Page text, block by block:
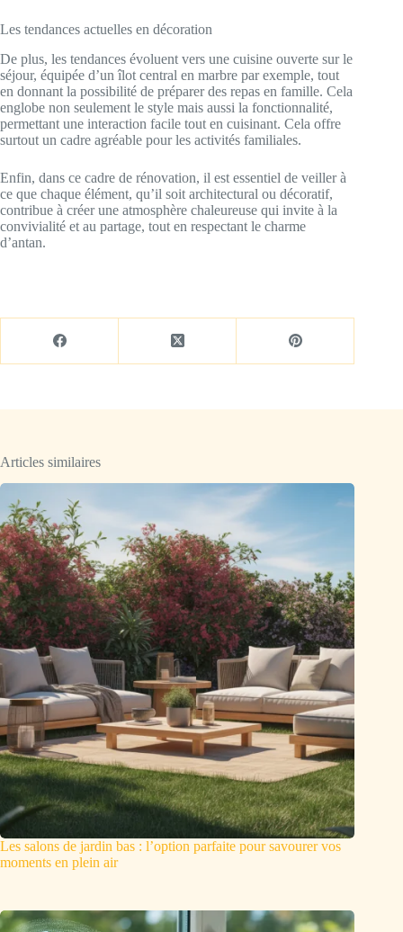
Les tendances actuelles en décoration
De plus, les tendances évoluent vers une cuisine ouverte sur le
séjour, équipée d’un îlot central en marbre par exemple, tout
en donnant la possibilité de préparer des repas en famille. Cela
englobe non seulement le style mais aussi la fonctionnalité,
permettant une interaction facile tout en cuisinant. Cela offre
surtout un cadre agréable pour les activités familiales.
Enfin, dans ce cadre de rénovation, il est essentiel de veiller à
ce que chaque élément, qu’il soit architectural ou décoratif,
contribue à créer une atmosphère chaleureuse qui invite à la
convivialité et au partage, tout en respectant le charme
d’antan.
Articles similaires
Les salons de jardin bas : l’option parfaite pour savourer vos
moments en plein air